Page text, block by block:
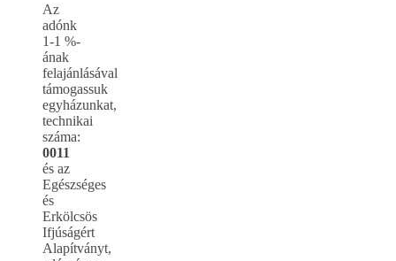
Az
adónk
1-1 %-
ának
felajánlásával
támogassuk
egyházunkat,
technikai
száma:
0011
és az
Egészséges
és
Erkölcsös
Ifjúságért
Alapítványt,